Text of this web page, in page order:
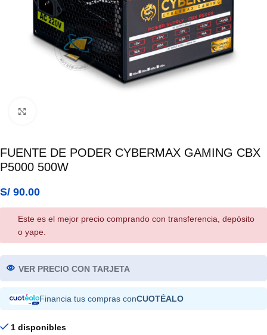
FUENTE DE PODER CYBERMAX GAMING CBX
P5000 500W
S/ 90.00
Este es el mejor precio comprando con transferencia, depósito
o yape.
VER PRECIO CON TARJETA
Financia tus compras conCUOTÉALO
1 disponibles